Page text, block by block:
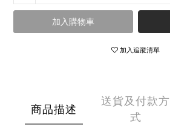
加入購物車
加入追蹤清單
商品描述
送貨及付款方
式